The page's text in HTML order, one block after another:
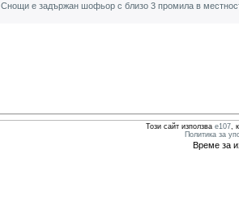
Снощи е задържан шофьор с близо 3 промила в
Този сайт използва e107,
Политика за
Време за